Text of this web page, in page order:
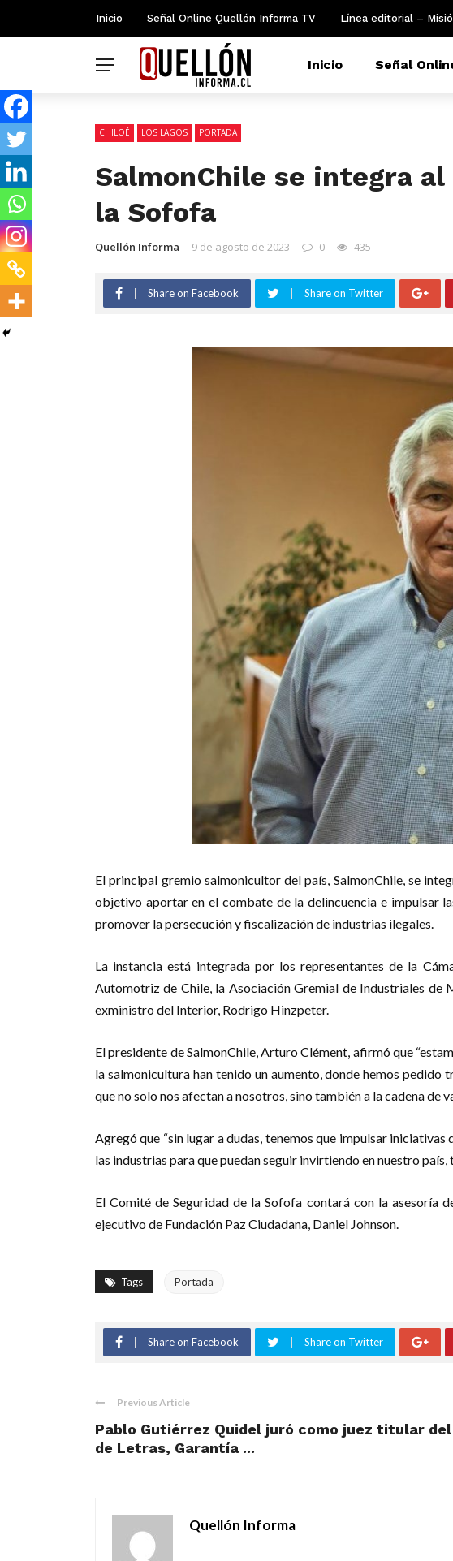
Inicio Señal Online Quellón Informa TV Línea editorial –
Inicio Señal
CHILOÉ LOS LAGOS PORTADA
SalmonChile se integra
la Sofofa
Quellón Informa 9 de agosto de 2023 0 435
Share on Facebook Share on Twitter
El principal gremio salmonicultor del país, SalmonChile, se
objetivo aportar en el combate de la delincuencia e impulsar
promover la persecución y fiscalización de industrias ilegales.
La instancia está integrada por los representantes de la
Automotriz de Chile, la Asociación Gremial de Industriales de
exministro del Interior, Rodrigo Hinzpeter.
El presidente de SalmonChile, Arturo Clément, afirmó que
la salmonicultura han tenido un aumento, donde hemos
que no solo nos afectan a nosotros, sino también a la cadena de
Agregó que “sin lugar a dudas, tenemos que impulsar
las industrias para que puedan seguir invirtiendo en nuestro país,
El Comité de Seguridad de la Sofofa contará con la asesoría
ejecutivo de Fundación Paz Ciudadana, Daniel Johnson.
Tags Portada
Share on Facebook Share on Twitter
Previous Article
Pablo Gutiérrez Quidel juró como juez titular
de Letras, Garantía ...
Quellón Informa